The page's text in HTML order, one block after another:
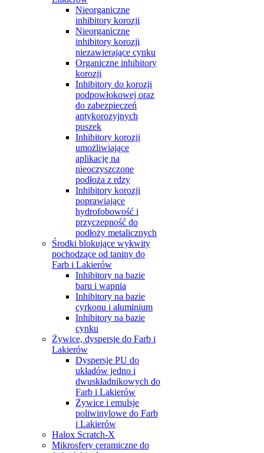
Nieorganiczne
inhibitory korozji
Nieorganiczne
inhibitory korozji
niezawierające cynku
Organiczne inhibitory
korozji
Inhibitory do korozji
podpowłokowej oraz
do zabezpieczeń
antykorozyjnych
puszek
Inhibitory korozji
umożliwiające
aplikację na
nieoczyszczone
podłoża z rdzy
Inhibitory korozji
poprawiające
hydrofobowość i
przyczepność do
podłoży metalicznych
Środki blokujące wykwity
pochodzące od taniny do
Farb i Lakierów
Inhibitory na bazie
baru i wapnia
Inhibitory na bazie
cyrkonu i aluminium
Inhibitory na bazie
cynku
Żywice, dyspersje do Farb i
Lakierów
Dyspersje PU do
układów jedno i
dwuskładnikowych do
Farb i Lakierów
Żywice i emulsje
poliwinylowe do Farb
i Lakierów
Halox Scratch-X
Mikrosfery ceramiczne do